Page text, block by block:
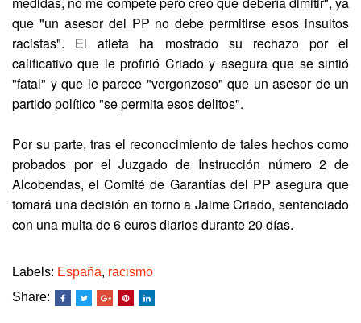
que "un asesor del PP no debe permitirse esos insultos
racistas". El atleta ha mostrado su rechazo por el
calificativo que le profirió Criado y asegura que se sintió
"fatal" y que le parece "vergonzoso" que un asesor de un
partido político "se permita esos delitos".
Por su parte, tras el reconocimiento de tales hechos como
probados por el Juzgado de Instrucción número 2 de
Alcobendas, el Comité de Garantías del PP asegura que
tomará una decisión en torno a Jaime Criado, sentenciado
con una multa de 6 euros diarios durante 20 días.
Labels: España, racismo
Share: